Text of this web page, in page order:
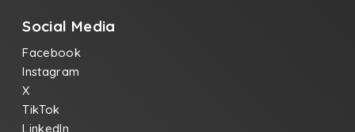
Social Media
Facebook
Instagram
X
TikTok
LinkedIn